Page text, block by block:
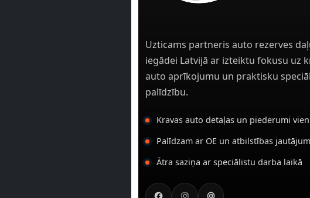
Uzticams partneris auto rezerves
iegādei Latvijā ar izteiktu fokusu uz
auto aprīkojumu un praktisku
palīdzību.
Kravas auto detaļas un piederumi
Palīdzam ar OE un atbilstības
Ātra saziņa ar speciālistu darba laikā